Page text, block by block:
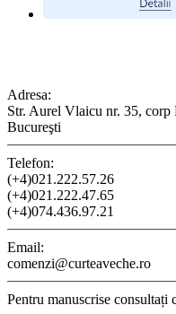
Adresa:
Str. Aurel Vlaicu nr. 35, corp
Bucureşti
Telefon:
(+4)021.222.57.26
(+4)021.222.47.65
(+4)074.436.97.21
Email:
comenzi@curteaveche.ro
Pentru manuscrise consultați